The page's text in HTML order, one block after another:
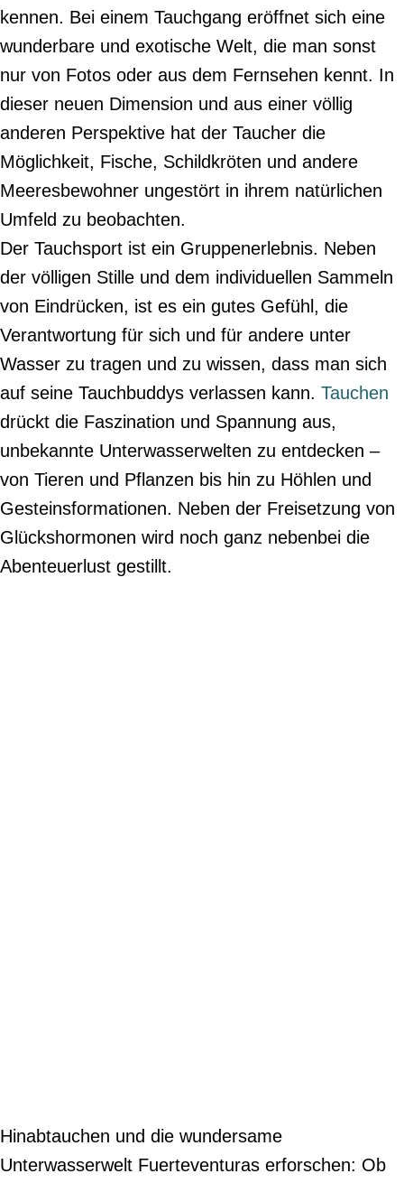
kennen. Bei einem Tauchgang eröffnet sich eine
wunderbare und exotische Welt, die man sonst
nur von Fotos oder aus dem Fernsehen kennt. In
dieser neuen Dimension und aus einer völlig
anderen Perspektive hat der Taucher die
Möglichkeit, Fische, Schildkröten und andere
Meeresbewohner ungestört in ihrem natürlichen
Umfeld zu beobachten.
Der Tauchsport ist ein Gruppenerlebnis. Neben
der völligen Stille und dem individuellen Sammeln
von Eindrücken, ist es ein gutes Gefühl, die
Verantwortung für sich und für andere unter
Wasser zu tragen und zu wissen, dass man sich
auf seine Tauchbuddys verlassen kann. Tauchen
drückt die Faszination und Spannung aus,
unbekannte Unterwasserwelten zu entdecken –
von Tieren und Pflanzen bis hin zu Höhlen und
Gesteinsformationen. Neben der Freisetzung von
Glückshormonen wird noch ganz nebenbei die
Abenteuerlust gestillt.
Hinabtauchen und die wundersame
Unterwasserwelt Fuerteventuras erforschen: Ob